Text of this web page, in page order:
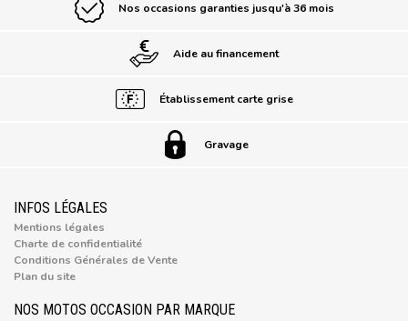
Nos occasions garanties jusqu'à 36 mois
Aide au financement
Établissement carte grise
Gravage
INFOS LÉGALES
Mentions légales
Charte de confidentialité
Conditions Générales de Vente
Plan du site
NOS MOTOS OCCASION PAR MARQUE